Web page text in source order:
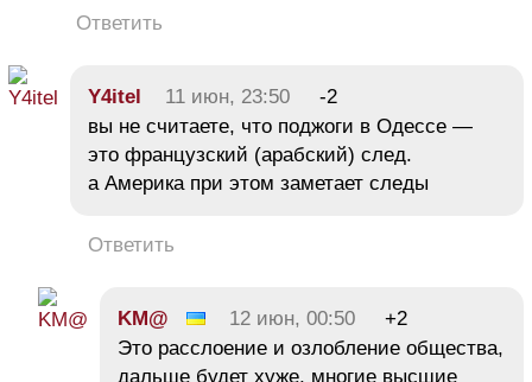
Ответить
Y4itel 11 июн, 23:50
-2
вы не считаете, что поджоги в Одессе —
это французский (арабский) след.
а Америка при этом заметает следы
Ответить
KM@ 12 июн, 00:50
+2
Это расслоение и озлобление общества,
дальше будет хуже, многие высшие